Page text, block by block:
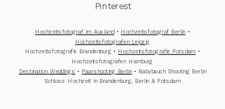
Hochzeitsfotograf im Ausland• Hochzeitsfotograf Berlin •
Hochzeitsfotografen Leipzig
Hochzeitsfotografie Brandenburg • Hochzeitsfotografie Potsdam •
Hochzeitsfotografen Hamburg
Destination Weddings • Paarshooting Berlin• Babybauch Shooting Berlin
Schloss Hochzeit in Brandenburg, Berlin & Potsdam
Pinterest